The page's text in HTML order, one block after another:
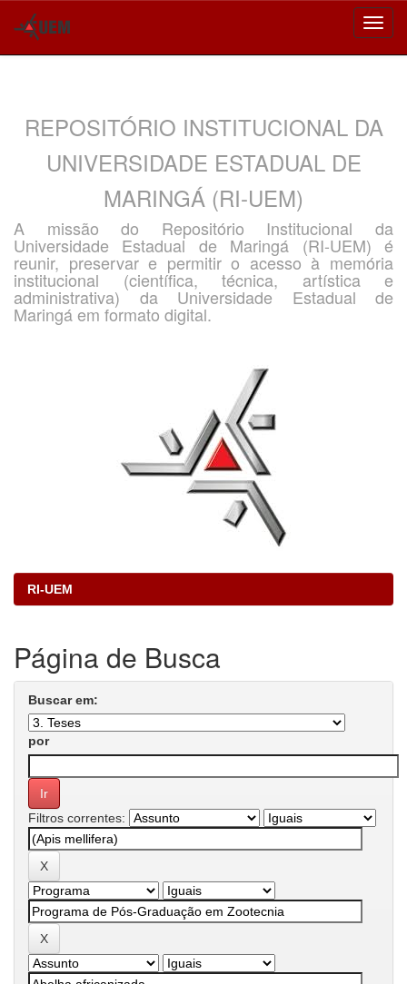
REPOSITÓRIO INSTITUCIONAL DA
UNIVERSIDADE ESTADUAL DE
MARINGÁ (RI-UEM)
A missão do Repositório Institucional da
Universidade Estadual de Maringá (RI-UEM) é
reunir, preservar e permitir o acesso à memória
institucional (científica, técnica, artística e
administrativa) da Universidade Estadual de
Maringá em formato digital.
RI-UEM
Página de Busca
Buscar em:
por
Filtros correntes: